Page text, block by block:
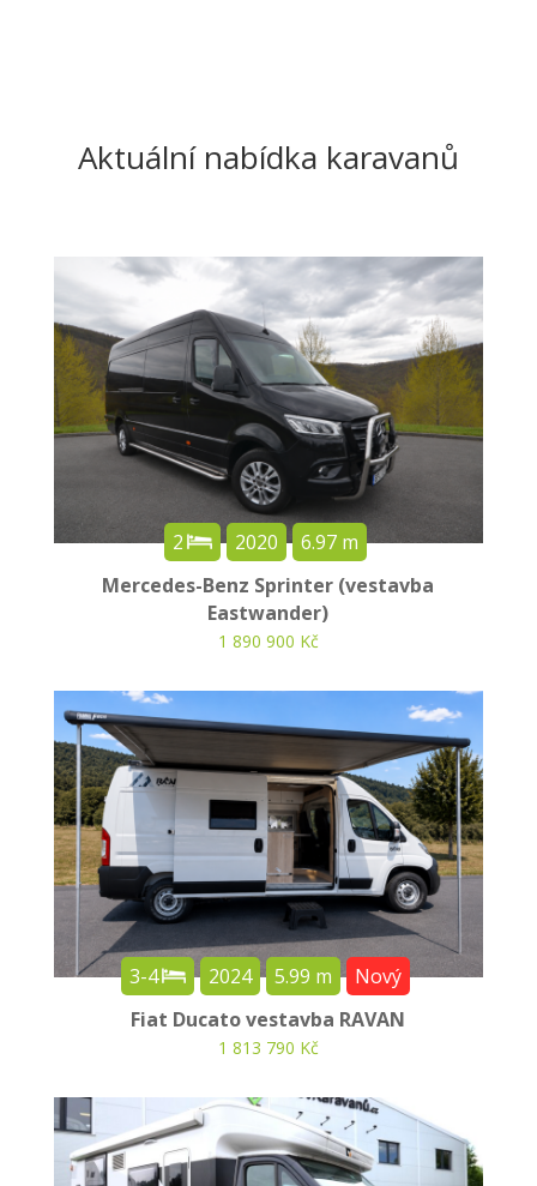
Aktuální nabídka karavanů
2 2020
6.97 m
Mercedes-Benz Sprinter (vestavba
Eastwander)
1 890 900 Kč
3-4 2024 5.99 m
Nový
Fiat Ducato vestavba RAVAN
1 813 790 Kč